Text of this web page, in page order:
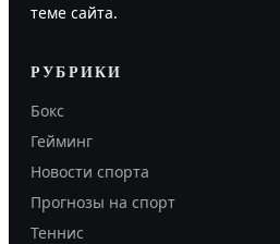
теме сайта.
РУБРИКИ
Бокс
Гейминг
Новости спорта
Прогнозы на спорт
Теннис